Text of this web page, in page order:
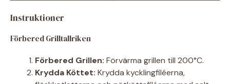
Instruktioner
Förbered Grilltallriken
Förbered Grillen: Förvärma grillen till 200°C.
Krydda Köttet: Krydda kycklingfiléerna,